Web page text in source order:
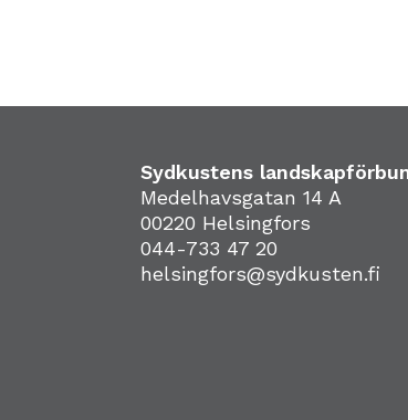
Sydkustens
Medelhavsgatan 14 A
00220 Helsingfors
044-733 47 20
helsingfors@sydkusten.fi